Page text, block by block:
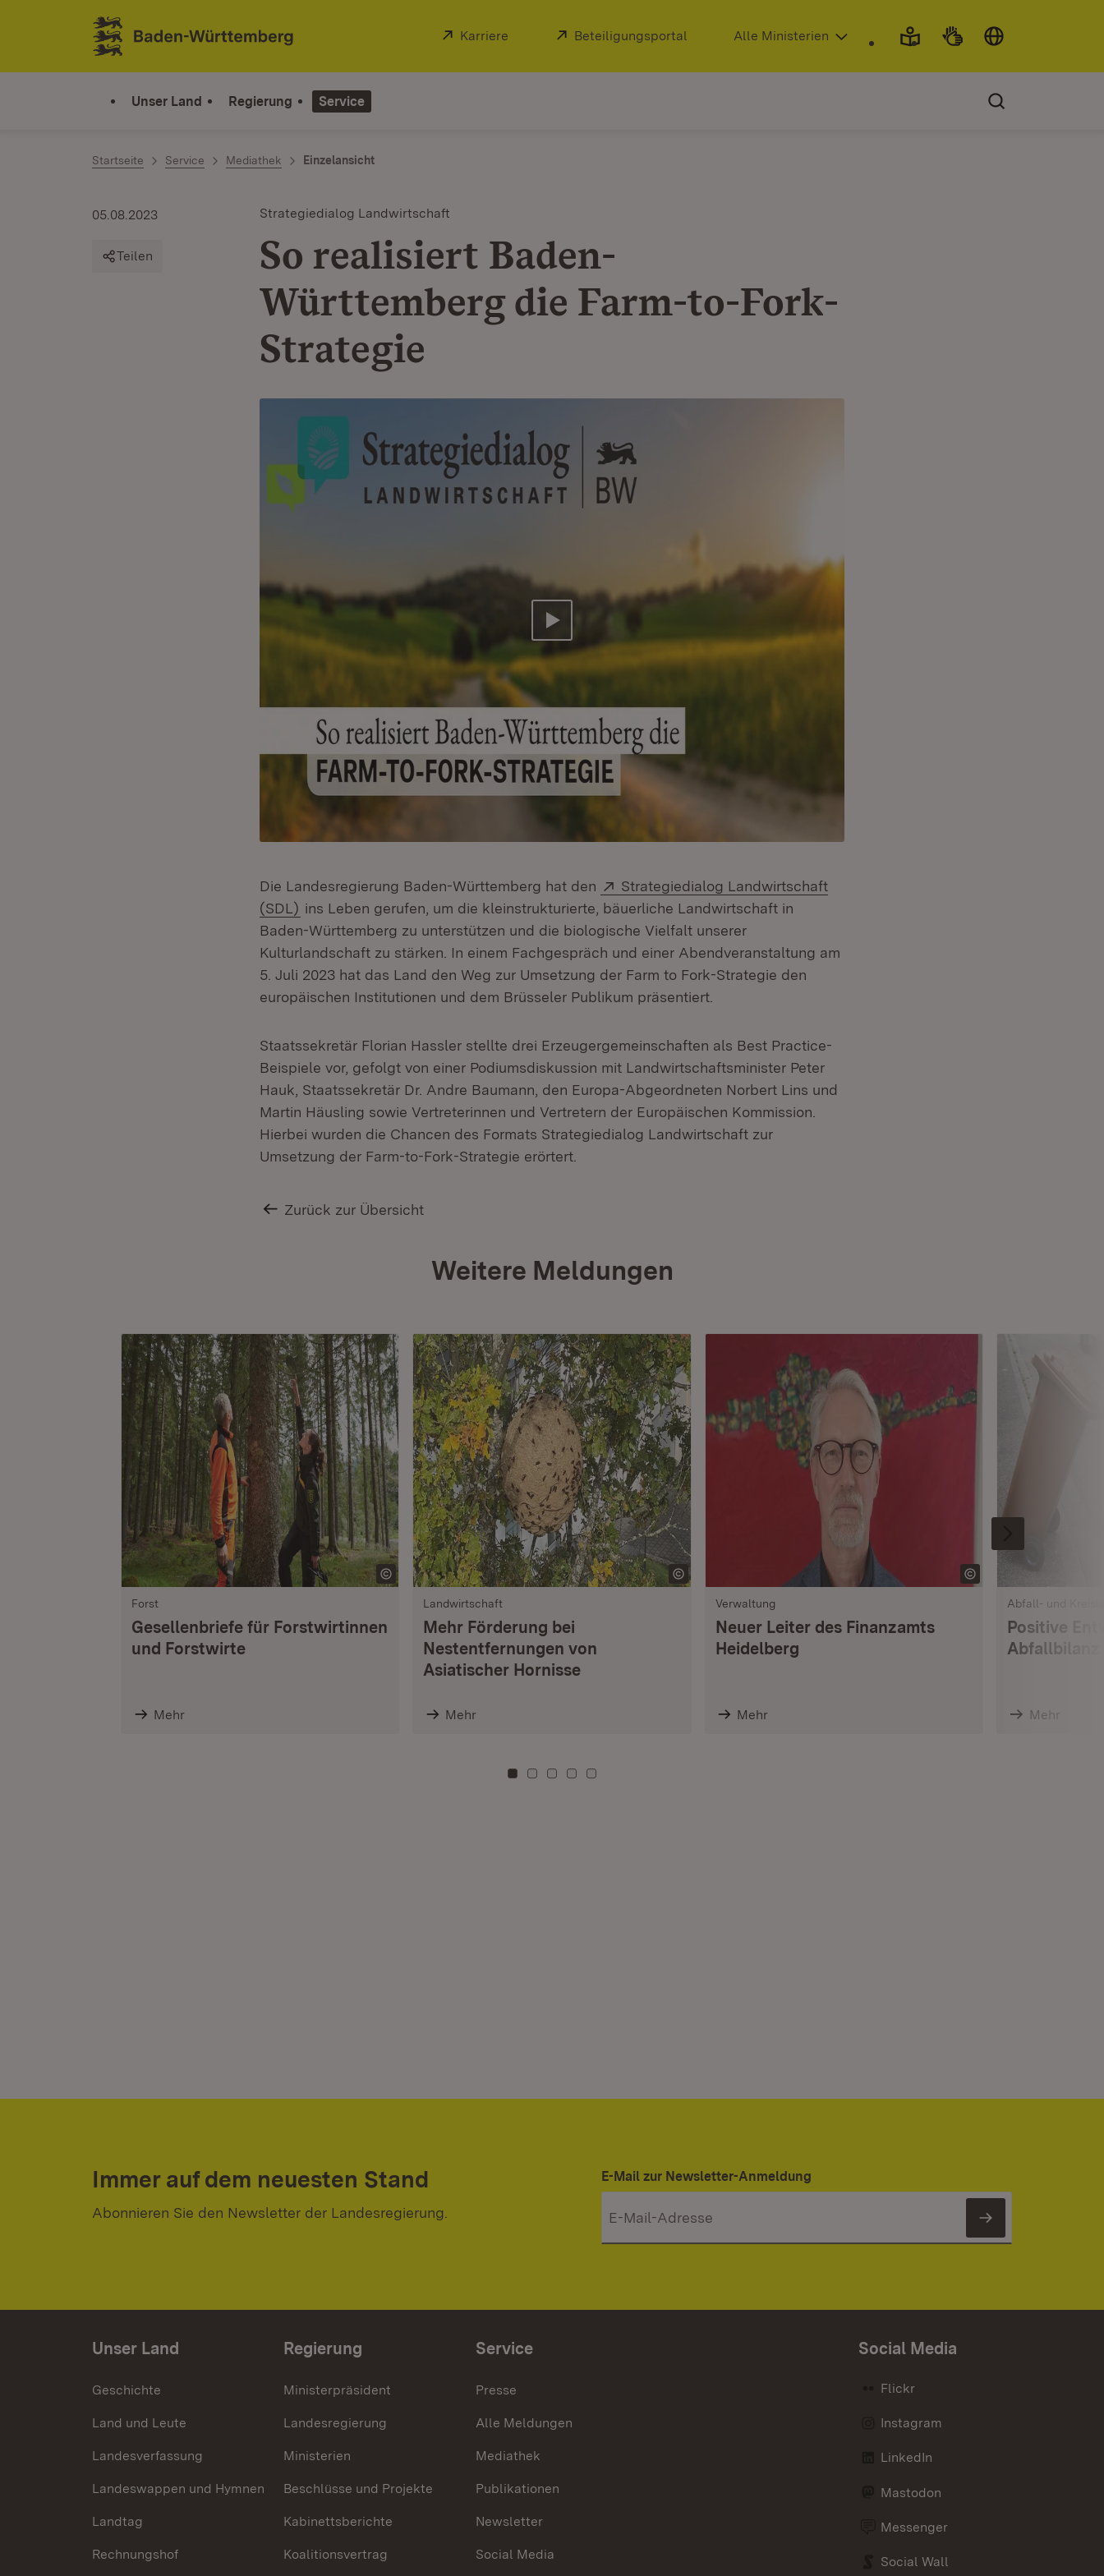
Zum Inhalt springen
Link zur Startseite
Extern:
Karriere (Öffnet in neuem Fenster)
Extern:
Beteiligungsportal (Öffnet in neuem Fenster)
Alle Ministerien
Unser Land Regierung Service
Startseite Service Mediathek Einzelansicht
Strategiedialog Landwirtschaft
So realisiert Baden-
Württemberg die Farm-to-Fork-
Strategie
05.08.2023
Teilen
Video abspielen
Die Landesregierung Baden-Württemberg hat den Extern:
Strategiedialog Landwirtschaft
(SDL) (Öffnet in neuem Fenster)
ins Leben gerufen, um die kleinstrukturierte, bäuerliche Landwirtschaft in
Baden-Württemberg zu unterstützen und die biologische Vielfalt unserer
Kulturlandschaft zu stärken. In einem Fachgespräch und einer Abendveranstaltung am
5. Juli 2023 hat das Land den Weg zur Umsetzung der Farm to Fork-Strategie den
europäischen Institutionen und dem Brüsseler Publikum präsentiert.
Staatssekretär Florian Hassler stellte drei Erzeugergemeinschaften als Best Practice-
Beispiele vor, gefolgt von einer Podiumsdiskussion mit Landwirtschaftsminister Peter
Hauk, Staatssekretär Dr. Andre Baumann, den Europa-Abgeordneten Norbert Lins und
Martin Häusling sowie Vertreterinnen und Vertretern der Europäischen Kommission.
Hierbei wurden die Chancen des Formats Strategiedialog Landwirtschaft zur
Umsetzung der Farm-to-Fork-Strategie erörtert.
Zurück zur Übersicht
Weitere Meldungen
Forst
Gesellenbriefe für Forstwirtinnen
und Forstwirte
Mehr
Landwirtschaft
Mehr Förderung bei
Nestentfernungen von
Asiatischer Hornisse
Mehr
Verwaltung
Neuer Leiter des Finanzamts
Heidelberg
Mehr
Abfall- und
Positive
Abfallbilanz
Mehr
Zu Kachel: 0
Zu Kachel: 3
Zu Kachel: 6
Zu Kachel: 9
Zu Kachel: 12
Immer auf dem neuesten Stand
Abonnieren Sie den Newsletter der Landesregierung.
E-Mail zur Newsletter-Anmeldung
Newsletter
Unser Land
Geschichte
Land und Leute
Landesverfassung
Landeswappen und Hymnen
Landtag
Rechnungshof
Regierung
Ministerpräsident
Landesregierung
Ministerien
Beschlüsse und Projekte
Kabinettsberichte
Koalitionsvertrag
Service
Presse
Alle Meldungen
Mediathek
Publikationen
Newsletter
Social Media
Social Media
Flickr
Instagram
LinkedIn
Mastodon
Messenger
Social Wall